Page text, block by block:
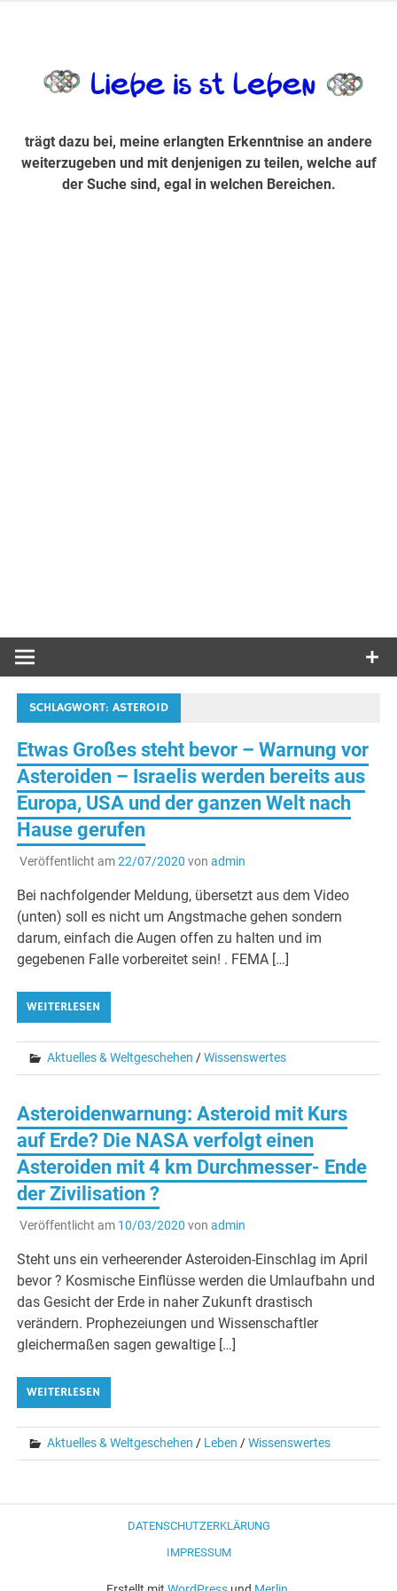
Suche sind, egal in welchen Bereichen.
trägt dazu bei, meine erlangten Erkenntnise an andere
weiterzugeben und mit denjenigen zu teilen, welche auf
der Suche sind, egal in welchen Bereichen.
SCHLAGWORT:ASTEROID
Etwas Großes steht bevor – Warnung vor
Asteroiden – Israelis werden bereits aus
Europa, USA und der ganzen Welt nach
Hause gerufen
Veröffentlicht am22/07/2020 von admin
Bei nachfolgender Meldung, übersetzt aus dem Video
(unten) soll es nicht um Angstmache gehen sondern
darum, einfach die Augen offen zu halten und im
gegebenen Falle vorbereitet sein! . FEMA […]
WEITERLESEN
Aktuelles & Weltgeschehen /Wissenswertes
Asteroidenwarnung: Asteroid mit Kurs
auf Erde? Die NASA verfolgt einen
Asteroiden mit 4 km Durchmesser- Ende
der Zivilisation ?
Veröffentlicht am 10/03/2020 von admin
Steht uns ein verheerender Asteroiden-Einschlag im April
bevor ? Kosmische Einflüsse werden die Umlaufbahn und
das Gesicht der Erde in naher Zukunft drastisch
verändern. Prophezeiungen und Wissenschaftler
gleichermaßen sagen gewaltige […]
WEITERLESEN
Aktuelles & Weltgeschehen / Leben /Wissenswertes
DATENSCHUTZERKLÄRUNG
IMPRESSUM